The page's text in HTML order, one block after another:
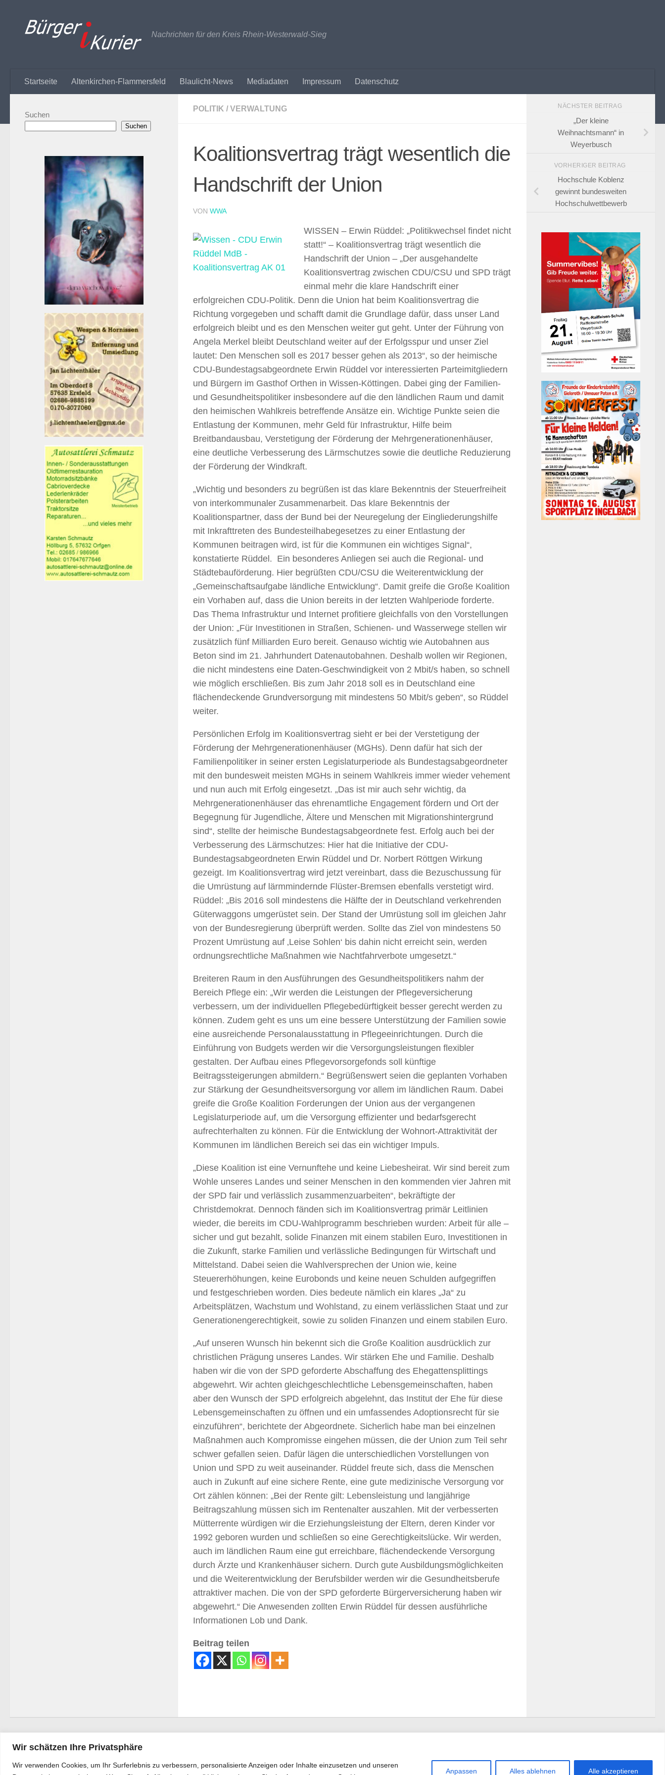
Wir schätzen Ihre Privatsphäre
Wir verwenden Cookies, um Ihr Surferlebnis zu verbessern, personalisierte Anzeigen oder Inhalte einzusetzen und unseren
Anpassen Alles ablehnen Alle akzeptieren
Nachrichten für den Kreis Rhein-Westerwald-Sieg
Startseite Altenkirchen-Flammersfeld Blaulicht-News Mediadaten Impressum Datenschutz
POLITIK / VERWALTUNG
Koalitionsvertrag trägt wesentlich die
Handschrift der Union
VON WWA
WISSEN – Erwin Rüddel: „Politikwechsel findet nicht
statt!“ – Koalitionsvertrag trägt wesentlich die
Handschrift der Union – „Der ausgehandelte
Koalitionsvertrag zwischen CDU/CSU und SPD trägt
einmal mehr die klare Handschrift einer
erfolgreichen CDU-Politik. Denn die Union hat beim Koalitionsvertrag die
Richtung vorgegeben und schafft damit die Grundlage dafür, dass unser Land
erfolgreich bleibt und es den Menschen weiter gut geht. Unter der Führung von
Angela Merkel bleibt Deutschland weiter auf der Erfolgsspur und unser Ziel
lautet: Den Menschen soll es 2017 besser gehen als 2013“, so der heimische
CDU-Bundestagsabgeordnete Erwin Rüddel vor interessierten Parteimitgliedern
und Bürgern im Gasthof Orthen in Wissen-Köttingen. Dabei ging der Familien-
und Gesundheitspolitiker insbesondere auf die den ländlichen Raum und damit
den heimischen Wahlkreis betreffende Ansätze ein. Wichtige Punkte seien die
Entlastung der Kommunen, mehr Geld für Infrastruktur, Hilfe beim
Breitbandausbau, Verstetigung der Förderung der Mehrgenerationenhäuser,
eine deutliche Verbesserung des Lärmschutzes sowie die deutliche Reduzierung
der Förderung der Windkraft.
„Wichtig und besonders zu begrüßen ist das klare Bekenntnis der Steuerfreiheit
von interkommunaler Zusammenarbeit. Das klare Bekenntnis der
Koalitionspartner, dass der Bund bei der Neuregelung der Eingliederungshilfe
mit Inkrafttreten des Bundesteilhabegesetzes zu einer Entlastung der
Kommunen beitragen wird, ist für die Kommunen ein wichtiges Signal“,
konstatierte Rüddel. Ein besonderes Anliegen sei auch die Regional- und
Städtebauförderung. Hier begrüßten CDU/CSU die Weiterentwicklung der
„Gemeinschaftsaufgabe ländliche Entwicklung“. Damit greife die Große Koalition
ein Vorhaben auf, dass die Union bereits in der letzten Wahlperiode forderte.
Das Thema Infrastruktur und Internet profitiere gleichfalls von den Vorstellungen
der Union: „Für Investitionen in Straßen, Schienen- und Wasserwege stellen wir
zusätzlich fünf Milliarden Euro bereit. Genauso wichtig wie Autobahnen aus
Beton sind im 21. Jahrhundert Datenautobahnen. Deshalb wollen wir Regionen,
die nicht mindestens eine Daten-Geschwindigkeit von 2 Mbit/s haben, so schnell
wie möglich erschließen. Bis zum Jahr 2018 soll es in Deutschland eine
flächendeckende Grundversorgung mit mindestens 50 Mbit/s geben“, so Rüddel
weiter.
Persönlichen Erfolg im Koalitionsvertrag sieht er bei der Verstetigung der
Förderung der Mehrgenerationenhäuser (MGHs). Denn dafür hat sich der
Familienpolitiker in seiner ersten Legislaturperiode als Bundestagsabgeordneter
mit den bundesweit meisten MGHs in seinem Wahlkreis immer wieder vehement
und nun auch mit Erfolg eingesetzt. „Das ist mir auch sehr wichtig, da
Mehrgenerationenhäuser das ehrenamtliche Engagement fördern und Ort der
Begegnung für Jugendliche, Ältere und Menschen mit Migrationshintergrund
sind“, stellte der heimische Bundestagsabgeordnete fest. Erfolg auch bei der
Verbesserung des Lärmschutzes: Hier hat die Initiative der CDU-
Bundestagsabgeordneten Erwin Rüddel und Dr. Norbert Röttgen Wirkung
gezeigt. Im Koalitionsvertrag wird jetzt vereinbart, dass die Bezuschussung für
die Umrüstung auf lärmmindernde Flüster-Bremsen ebenfalls verstetigt wird.
Rüddel: „Bis 2016 soll mindestens die Hälfte der in Deutschland verkehrenden
Güterwaggons umgerüstet sein. Der Stand der Umrüstung soll im gleichen Jahr
von der Bundesregierung überprüft werden. Sollte das Ziel von mindestens 50
Prozent Umrüstung auf ‚Leise Sohlen‘ bis dahin nicht erreicht sein, werden
ordnungsrechtliche Maßnahmen wie Nachtfahrverbote umgesetzt.“
Breiteren Raum in den Ausführungen des Gesundheitspolitikers nahm der
Bereich Pflege ein: „Wir werden die Leistungen der Pflegeversicherung
verbessern, um der individuellen Pflegebedürftigkeit besser gerecht werden zu
können. Zudem geht es uns um eine bessere Unterstützung der Familien sowie
eine ausreichende Personalausstattung in Pflegeeinrichtungen. Durch die
Einführung von Budgets werden wir die Versorgungsleistungen flexibler
gestalten. Der Aufbau eines Pflegevorsorgefonds soll künftige
Beitragssteigerungen abmildern.“ Begrüßenswert seien die geplanten Vorhaben
zur Stärkung der Gesundheitsversorgung vor allem im ländlichen Raum. Dabei
greife die Große Koalition Forderungen der Union aus der vergangenen
Legislaturperiode auf, um die Versorgung effizienter und bedarfsgerecht
aufrechterhalten zu können. Für die Entwicklung der Wohnort-Attraktivität der
Kommunen im ländlichen Bereich sei das ein wichtiger Impuls.
„Diese Koalition ist eine Vernunftehe und keine Liebesheirat. Wir sind bereit zum
Wohle unseres Landes und seiner Menschen in den kommenden vier Jahren mit
der SPD fair und verlässlich zusammenzuarbeiten“, bekräftigte der
Christdemokrat. Dennoch fänden sich im Koalitionsvertrag primär Leitlinien
wieder, die bereits im CDU-Wahlprogramm beschrieben wurden: Arbeit für alle –
sicher und gut bezahlt, solide Finanzen mit einem stabilen Euro, Investitionen in
die Zukunft, starke Familien und verlässliche Bedingungen für Wirtschaft und
Mittelstand. Dabei seien die Wahlversprechen der Union wie, keine
Steuererhöhungen, keine Eurobonds und keine neuen Schulden aufgegriffen
und festgeschrieben worden. Dies bedeute nämlich ein klares „Ja“ zu
Arbeitsplätzen, Wachstum und Wohlstand, zu einem verlässlichen Staat und zur
Generationengerechtigkeit, sowie zu soliden Finanzen und einem stabilen Euro.
„Auf unseren Wunsch hin bekennt sich die Große Koalition ausdrücklich zur
christlichen Prägung unseres Landes. Wir stärken Ehe und Familie. Deshalb
haben wir die von der SPD geforderte Abschaffung des Ehegattensplittings
abgewehrt. Wir achten gleichgeschlechtliche Lebensgemeinschaften, haben
aber den Wunsch der SPD erfolgreich abgelehnt, das Institut der Ehe für diese
Lebensgemeinschaften zu öffnen und ein umfassendes Adoptionsrecht für sie
einzuführen“, berichtete der Abgeordnete. Sicherlich habe man bei einzelnen
Maßnahmen auch Kompromisse eingehen müssen, die der Union zum Teil sehr
schwer gefallen seien. Dafür lägen die unterschiedlichen Vorstellungen von
Union und SPD zu weit auseinander. Rüddel freute sich, dass die Menschen
auch in Zukunft auf eine sichere Rente, eine gute medizinische Versorgung vor
Ort zählen können: „Bei der Rente gilt: Lebensleistung und langjährige
Beitragszahlung müssen sich im Rentenalter auszahlen. Mit der verbesserten
Mütterrente würdigen wir die Erziehungsleistung der Eltern, deren Kinder vor
1992 geboren wurden und schließen so eine Gerechtigkeitslücke. Wir werden,
auch im ländlichen Raum eine gut erreichbare, flächendeckende Versorgung
durch Ärzte und Krankenhäuser sichern. Durch gute Ausbildungsmöglichkeiten
und die Weiterentwicklung der Berufsbilder werden wir die Gesundheitsberufe
attraktiver machen. Die von der SPD geforderte Bürgerversicherung haben wir
abgewehrt.“ Die Anwesenden zollten Erwin Rüddel für dessen ausführliche
Informationen Lob und Dank.
Beitrag teilen
Suchen
Suchen
NÄCHSTER BEITRAG
„Der kleine
Weihnachtsmann“ in
Weyerbusch
VORHERIGER BEITRAG
Hochschule Koblenz
gewinnt bundesweiten
Hochschulwettbewerb
Bürgerkurier © 2026. Alle Rechte vorbehalten.